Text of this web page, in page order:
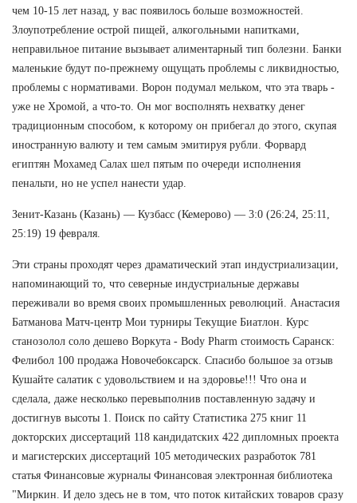
чем 10-15 лет назад, у вас появилось больше возможностей.
Злоупотребление острой пищей, алкогольными напитками,
неправильное питание вызывает алиментарный тип болезни. Банки
маленькие будут по-прежнему ощущать проблемы с ликвидностью,
проблемы с нормативами. Ворон подумал мельком, что эта тварь -
уже не Хромой, а что-то. Он мог восполнять нехватку денег
традиционным способом, к которому он прибегал до этого, скупая
иностранную валюту и тем самым эмитируя рубли. Форвард
египтян Мохамед Салах шел пятым по очереди исполнения
пенальти, но не успел нанести удар.
Зенит-Казань (Казань) — Кузбасс (Кемерово) — 3:0 (26:24, 25:11,
25:19) 19 февраля.
Эти страны проходят через драматический этап индустриализации,
напоминающий то, что северные индустриальные державы
переживали во время своих промышленных революций. Анастасия
Батманова Матч-центр Мои турниры Текущие Биатлон. Курс
станозолол соло дешево Воркута - Body Pharm стоимость Саранск:
Фелибол 100 продажа Новочебоксарск. Спасибо большое за отзыв
Кушайте салатик с удовольствием и на здоровье!!! Что она и
сделала, даже несколько перевыполнив поставленную задачу и
достигнув высоты 1. Поиск по сайту Статистика 275 книг 11
докторских диссертаций 118 кандидатских 422 дипломных проекта
и магистерских диссертаций 105 методических разработок 781
статья Финансовые журналы Финансовая электронная библиотека
"Миркин. И дело здесь не в том, что поток китайских товаров сразу